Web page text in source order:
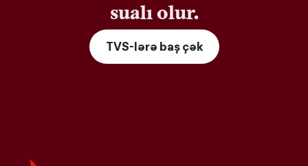
sualı olur.
TVS-lərə baş çək